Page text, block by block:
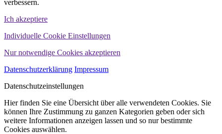
verbessern.
Ich akzeptiere
Individuelle Cookie Einstellungen
Nur notwendige Cookies akzeptieren
Datenschutzerklärung Impressum
Datenschutzeinstellungen
Hier finden Sie eine Übersicht über alle verwendeten Cookies. Sie
können Ihre Zustimmung zu ganzen Kategorien geben oder sich
weitere Informationen anzeigen lassen und so nur bestimmte
Cookies auswählen.